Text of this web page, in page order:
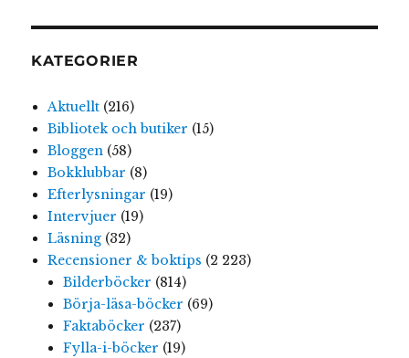
KATEGORIER
Aktuellt(216)
Bibliotek och butiker (15)
Bloggen(58)
Bokklubbar (8)
Efterlysningar (19)
Intervjuer (19)
Läsning(32)
Recensioner & boktips (2 223)
Bilderböcker (814)
Börja-läsa-böcker (69)
Faktaböcker (237)
Fylla-i-böcker (19)